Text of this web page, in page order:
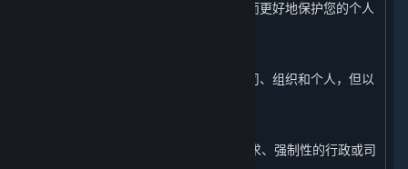
匿名化、去标识化或其他处理技术，从而更好地保护您的个人
我们不会将您的个人信息转让给任何公司、组织和个人，但以
2. 根据适用的法律法规、法律程序的要求、强制性的行政或司